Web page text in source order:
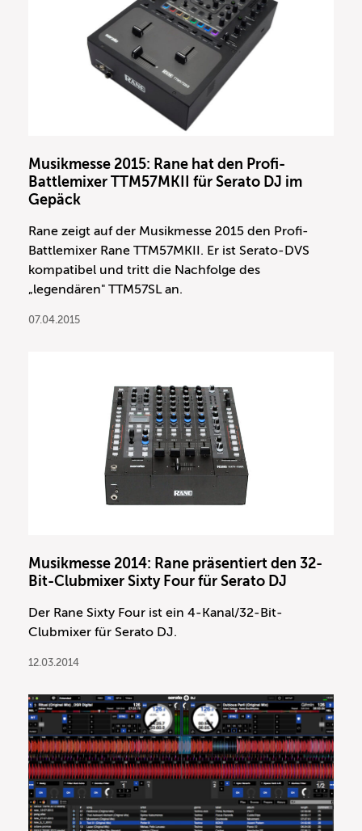
Musikmesse 2015: Rane hat den Profi-
Battlemixer TTM57MKII für Serato DJ im
Gepäck
Rane zeigt auf der Musikmesse 2015 den Profi-
Battlemixer Rane TTM57MKII. Er ist Serato-DVS
kompatibel und tritt die Nachfolge des
„legendären" TTM57SL an.
07.04.2015
Musikmesse 2014: Rane präsentiert den 32-
Bit-Clubmixer Sixty Four für Serato DJ
Der Rane Sixty Four ist ein 4-Kanal/32-Bit-
Clubmixer für Serato DJ.
12.03.2014